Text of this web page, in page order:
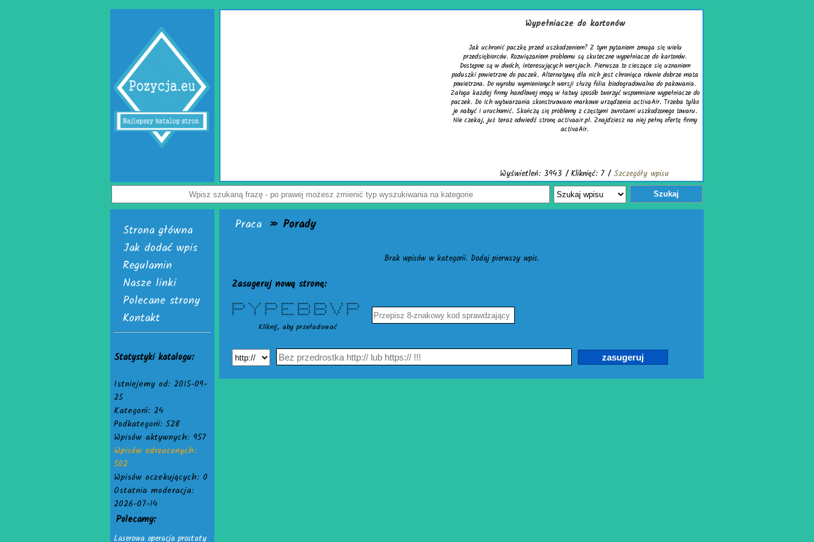
to miejsce, w którym każdy może uzyskać specjalistyczną i empatyczną
zdrowia psychicznego, relacji oraz seksualności. Ten specjalistyczny
Lublin oferuje pomoc osobom borykającym się z lękiem, stresem,
i trudnościami w relacjach. Doświadczeni specjaliści, tacy jak
Lublin i psychoterapeuta Lublin, oferują indywidualne podejście oraz
zaufania i bezpieczeństwa. W działalności ośrodka znajduje się również
oferują seksuolodzy Lublin, pomagając pacjentom lepiej zrozumieć siebie
i wzmocnić dobrostan psychiczny.
Wypełniacze do kartonów
Jak uchronić paczkę przed uszkodzeniem? Z tym pytaniem zmaga się wielu
przedsiębiorców. Rozwiązaniem problemu są skuteczne wypełniacze do kartonów.
Dostępne są w dwóch, interesujących wersjach. Pierwsza to cieszące się uznaniem
poduszki powietrzne do paczek. Alternatywą dla nich jest chroniąca równie dobrze mata
powietrzna. Do wyrobu wymienionych wersji służy folia biodegradowalna do pakowania.
Załoga każdej firmy handlowej mogą w łatwy sposób tworzyć wspomniane wypełniacze do
paczek. Do ich wytwarzania skonstruowano markowe urządzenia activaAir. Trzeba tylko
je nabyć i uruchomić. Skończą się problemy z częstymi zwrotami uszkodzonego towaru.
Nie czekaj, już teraz odwiedź stronę activaair.pl. Znajdziesz na niej pełną ofertę firmy
activaAir.
Wyświetleń: 3943 / Kliknięć: 7 / Szczegóły wpisu
Szukaj
Strona główna
Jak dodać wpis
Regulamin
Nasze linki
Polecane strony
Kontakt
Statystyki katalogu:
Istniejemy od: 2015-09-
25
Kategorii: 24
Podkategorii: 528
Wpisów aktywnych: 957
Wpisów odrzuconych:
502
Wpisów oczekujących: 0
Ostatnia moderacja:
2026-07-14
Polecamy:
Laserowa operacja prostaty
Praca » Porady
Brak wpisów w kategorii. Dodaj pierwszy wpis.
Zasugeruj nową stronę:
****** * * ****** ******* ****** ****** * * ******
* * * * * * * * * * * * * * *
* * * * * * * * * * * * * * *
****** * ****** **** ****** ****** * * ******
* * * * * * * * * * *
* * * * * * * * * * *
* * * ******* ****** ****** * *
Kliknij, aby przeładować